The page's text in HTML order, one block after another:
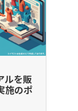
ルを販
施のポ